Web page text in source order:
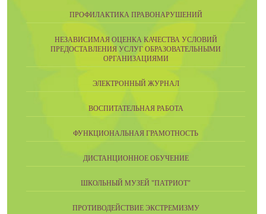
ПРОФИЛАКТИКА ПРАВОНАРУШЕНИЙ
НЕЗАВИСИМАЯ ОЦЕНКА КАЧЕСТВА УСЛОВИЙ
ПРЕДОСТАВЛЕНИЯ УСЛУГ ОБРАЗОВАТЕЛЬНЫМИ
ОРГАНИЗАЦИЯМИ
ЭЛЕКТРОННЫЙ ЖУРНАЛ
ВОСПИТАТЕЛЬНАЯ РАБОТА
ФУНКЦИОНАЛЬНАЯ ГРАМОТНОСТЬ
ДИСТАНЦИОННОЕ ОБУЧЕНИЕ
ШКОЛЬНЫЙ МУЗЕЙ "ПАТРИОТ"
ПРОТИВОДЕЙСТВИЕ ЭКСТРЕМИЗМУ